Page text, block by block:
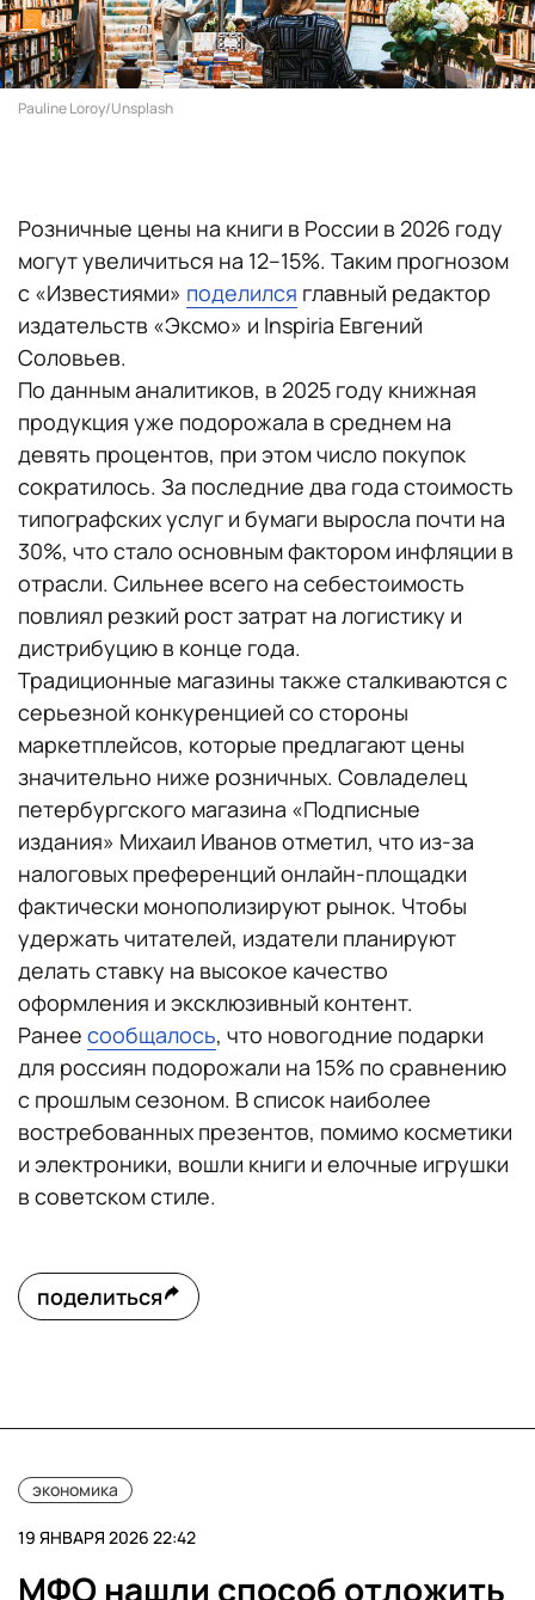
Pauline Loroy/Unsplash
Розничные цены на книги в России в 2026 году
могут увеличиться на 12–15%. Таким прогнозом
с «Известиями» поделился главный редактор
издательств «Эксмо» и Inspiria Евгений
Соловьев.
По данным аналитиков, в 2025 году книжная
продукция уже подорожала в среднем на
девять процентов, при этом число покупок
сократилось. За последние два года стоимость
типографских услуг и бумаги выросла почти на
30%, что стало основным фактором инфляции в
отрасли. Сильнее всего на себестоимость
повлиял резкий рост затрат на логистику и
дистрибуцию в конце года.
Традиционные магазины также сталкиваются с
серьезной конкуренцией со стороны
маркетплейсов, которые предлагают цены
значительно ниже розничных. Совладелец
петербургского магазина «Подписные
издания» Михаил Иванов отметил, что из-за
налоговых преференций онлайн-площадки
фактически монополизируют рынок. Чтобы
удержать читателей, издатели планируют
делать ставку на высокое качество
оформления и эксклюзивный контент.
Ранее сообщалось, что новогодние подарки
для россиян подорожали на 15% по сравнению
с прошлым сезоном. В список наиболее
востребованных презентов, помимо косметики
и электроники, вошли книги и елочные игрушки
в советском стиле.
поделиться
экономика
19 ЯНВАРЯ 2026 22:42
МФО нашли способ отложить